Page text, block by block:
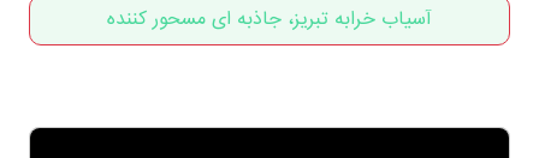
آسیاب خرابه تبریز، جاذبه ای مسحور کننده